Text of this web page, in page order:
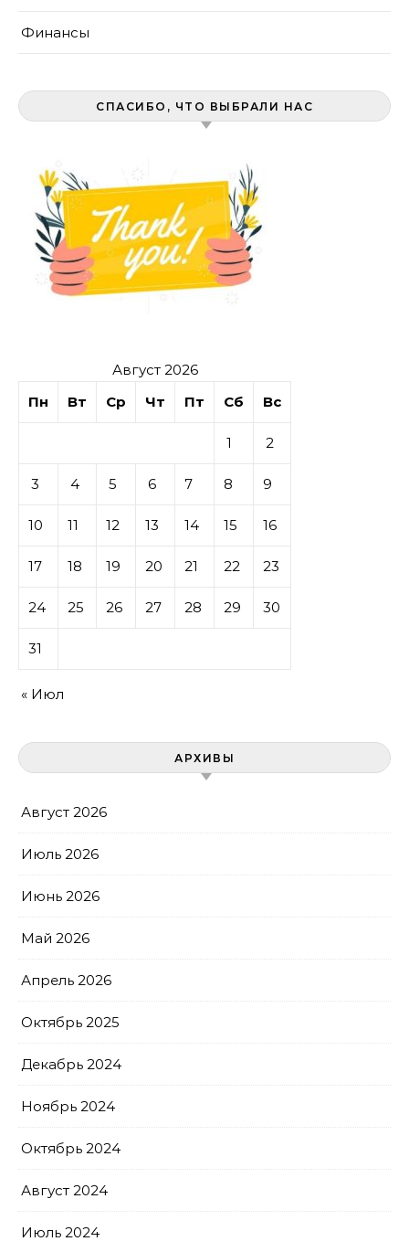
Финансы
СПАСИБО, ЧТО ВЫБРАЛИ НАС
Август 2026
Пн
Вт Ср Чт Пт Сб Вс
1 2
3 4 5 6 7 8 9
10 11 12 13 14 15 16
17 18 19 20 21 22 23
24 25 26 27 28 29 30
31
« Июл
АРХИВЫ
Август 2026
Июль 2026
Июнь 2026
Май 2026
Апрель 2026
Октябрь 2025
Декабрь 2024
Ноябрь 2024
Октябрь 2024
Август 2024
Июль 2024